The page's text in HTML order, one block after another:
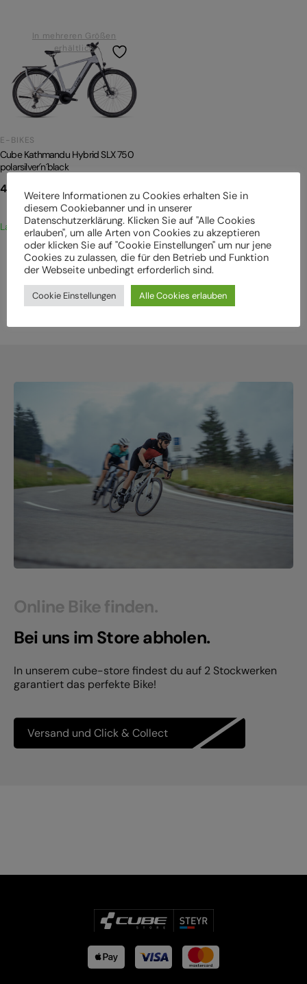
In mehreren Größen
erhältlich
E-BIKES
Cube Kathmandu Hybrid SLX 750
polarsilver´n´black
4.099,00 inkl. MwSt.
Lagernd
Mehr Produkte anzeigen
Online Bike finden.
Bei uns im Store abholen.
In unserem cube-store findest du auf 2 Stockwerken
garantiert das perfekte Bike!
Versand und Click & Collect
Weitere Informationen zu Cookies erhalten Sie in
diesem Cookiebanner und in unserer
Datenschutzerklärung. Klicken Sie auf "Alle Cookies
erlauben", um alle Arten von Cookies zu akzeptieren
oder klicken Sie auf "Cookie Einstellungen" um nur jene
Cookies zu zulassen, die für den Betrieb und Funktion
der Webseite unbedingt erforderlich sind.
Cookie Einstellungen Alle Cookies erlauben